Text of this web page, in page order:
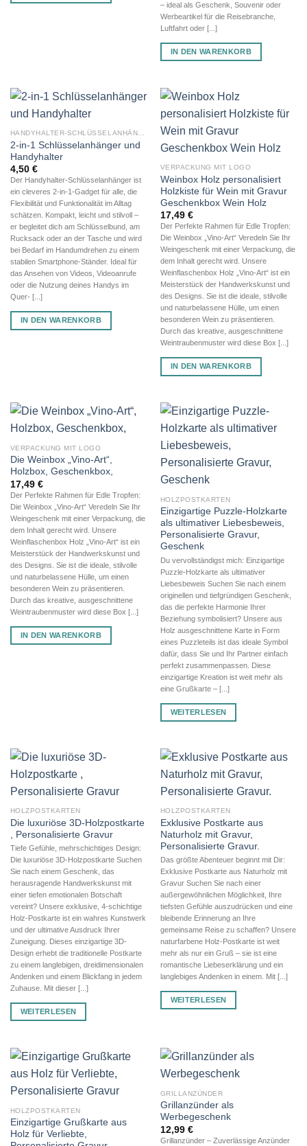
– ideal als Geschenk, Souvenir oder
Werbeartikel für die Reisebranche,
Luftfahrt oder [...]
IN DEN WARENKORB
HANDYHALTER-SCHLÜSSELANHÄNGER
2-in-1 Schlüsselanhänger und
Handyhalter
4,50 €
Der Handyhalter-Schlüsselanhänger ist
ein cleveres 2-in-1-Gadget für alle, die
Flexibilität und Funktionalität im Alltag
schätzen. Kompakt, leicht und stilvoll –
er begleitet dich am Schlüsselbund, am
Rucksack oder an der Tasche und wird
bei Bedarf im Handumdrehen zu einem
stabilen Smartphone-Ständer. Ideal für
das Ansehen von Videos, Videoanrufe
oder die Nutzung deines Handys im
Quer- [...]
IN DEN WARENKORB
VERPACKUNG MIT LOGO
Weinbox Holz personalisiert
Holzkiste für Wein mit Gravur
Geschenkbox Wein Holz
17,49 €
Der Perfekte Rahmen für Edle Tropfen:
Die Weinbox „Vino-Art“ Veredeln Sie Ihr
Weingeschenk mit einer Verpackung, die
dem Inhalt gerecht wird. Unsere
Weinflaschenbox Holz „Vino-Art“ ist ein
Meisterstück der Handwerkskunst und
des Designs. Sie ist die ideale, stilvolle
und naturbelassene Hülle, um einen
besonderen Wein zu präsentieren.
Durch das kreative, ausgeschnittene
Weintraubenmuster wird diese Box [...]
IN DEN WARENKORB
VERPACKUNG MIT LOGO
Die Weinbox „Vino-Art“,
Holzbox, Geschenkbox,
17,49 €
Der Perfekte Rahmen für Edle Tropfen:
Die Weinbox „Vino-Art“ Veredeln Sie Ihr
Weingeschenk mit einer Verpackung, die
dem Inhalt gerecht wird. Unsere
Weinflaschenbox Holz „Vino-Art“ ist ein
Meisterstück der Handwerkskunst und
des Designs. Sie ist die ideale, stilvolle
und naturbelassene Hülle, um einen
besonderen Wein zu präsentieren.
Durch das kreative, ausgeschnittene
Weintraubenmuster wird diese Box [...]
IN DEN WARENKORB
HOLZPOSTKARTEN
Einzigartige Puzzle-Holzkarte
als ultimativer Liebesbeweis,
Personalisierte Gravur,
Geschenk
Du vervollständigst mich: Einzigartige
Puzzle-Holzkarte als ultimativer
Liebesbeweis Suchen Sie nach einem
originellen und tiefgründigen Geschenk,
das die perfekte Harmonie Ihrer
Beziehung symbolisiert? Unsere aus
Holz ausgeschnittene Karte in Form
eines Puzzleteils ist das ideale Symbol
dafür, dass Sie und Ihr Partner einfach
perfekt zusammenpassen. Diese
einzigartige Kreation ist weit mehr als
eine Grußkarte – [...]
WEITERLESEN
HOLZPOSTKARTEN
Die luxuriöse 3D-Holzpostkarte
, Personalisierte Gravur
Tiefe Gefühle, mehrschichtiges Design:
Die luxuriöse 3D-Holzpostkarte Suchen
Sie nach einem Geschenk, das
herausragende Handwerkskunst mit
einer tiefen emotionalen Botschaft
vereint? Unsere exklusive, 4-schichtige
Holz-Postkarte ist ein wahres Kunstwerk
und der ultimative Ausdruck Ihrer
Zuneigung. Dieses einzigartige 3D-
Design erhebt die traditionelle Postkarte
zu einem langlebigen, dreidimensionalen
Andenken und einem Blickfang in jedem
Zuhause. Mit dieser [...]
WEITERLESEN
HOLZPOSTKARTEN
Exklusive Postkarte aus
Naturholz mit Gravur,
Personalisierte Gravur.
Das größte Abenteuer beginnt mit Dir:
Exklusive Postkarte aus Naturholz mit
Gravur Suchen Sie nach einer
außergewöhnlichen Möglichkeit, Ihre
tiefsten Gefühle auszudrücken und eine
bleibende Erinnerung an Ihre
gemeinsame Reise zu schaffen? Unsere
naturfarbene Holz-Postkarte ist weit
mehr als nur ein Gruß – sie ist eine
romantische Liebeserklärung und ein
langlebiges Andenken in einem. Mit [...]
WEITERLESEN
HOLZPOSTKARTEN
Einzigartige Grußkarte aus
Holz für Verliebte,
GRILLANZÜNDER
Grillanzünder als
Werbegeschenk
12,99 €
Grillanzünder – Zuverlässige Anzünder